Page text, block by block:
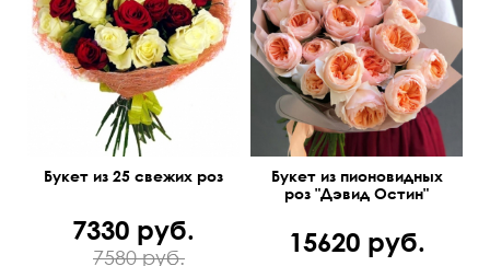
Премиум сорта
60 см
40 см
Букет из 25 свежих роз
7330 руб.
7580 руб.
В дизайнерской упаковке
Букет из пионовидных
роз "Дэвид Остин"
15620 руб.